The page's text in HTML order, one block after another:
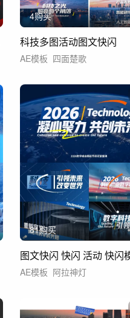
4购买
科技多图活动图文快闪
AE模板 四面楚歌
81购买
图文快闪 快闪 活动 快闪
AE模板 阿拉神灯